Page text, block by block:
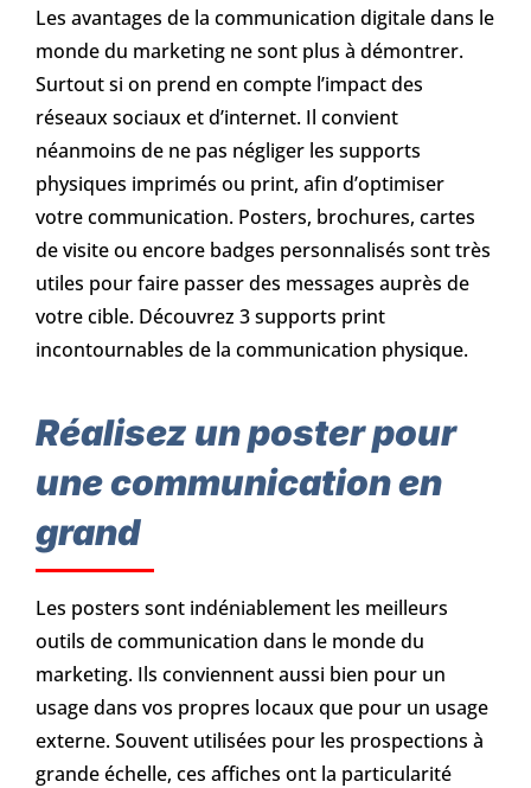
Les avantages de la communication digitale dans le
monde du marketing ne sont plus à démontrer.
Surtout si on prend en compte l’impact des
réseaux sociaux et d’internet. Il convient
néanmoins de ne pas négliger les supports
physiques imprimés ou print, afin d’optimiser
votre communication. Posters, brochures, cartes
de visite ou encore badges personnalisés sont très
utiles pour faire passer des messages auprès de
votre cible. Découvrez 3 supports print
incontournables de la communication physique.
Réalisez un poster pour
une communication en
grand
Les posters sont indéniablement les meilleurs
outils de communication dans le monde du
marketing. Ils conviennent aussi bien pour un
usage dans vos propres locaux que pour un usage
externe. Souvent utilisées pour les prospections à
grande échelle, ces affiches ont la particularité